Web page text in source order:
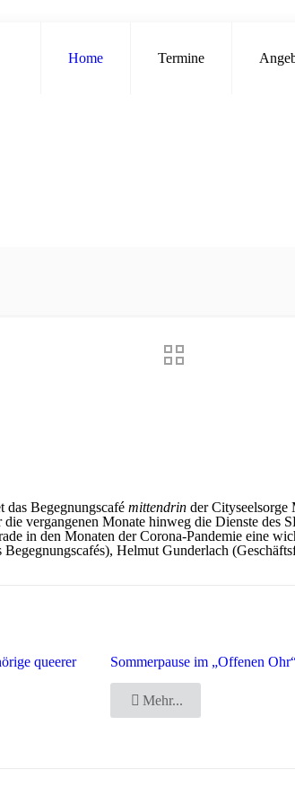
Home Termine
das Begegnungscafémittendrin der Cityseelsorge
vergangenen Monate hinweg die Dienste
in den Monaten der Corona-Pandemie eine
Helmut Gunderlach
queerer
Sommerpause im „Offenen
Mehr...